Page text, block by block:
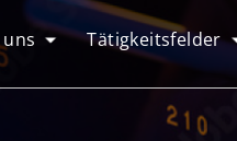
Tätigkeitsfelder